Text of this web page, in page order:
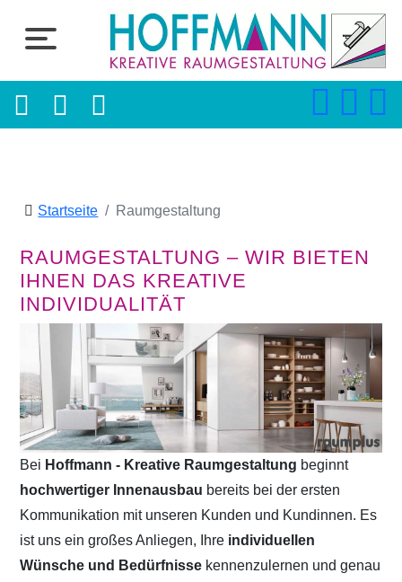
Startseite Raumgestaltung
RAUMGESTALTUNG – WIR BIETEN
IHNEN DAS KREATIVE
INDIVIDUALITÄT
Bei Hoffmann - Kreative Raumgestaltung beginnt
hochwertiger Innenausbau bereits bei der ersten
Kommunikation mit unseren Kunden und Kundinnen. Es
ist uns ein großes Anliegen, Ihre individuellen
Wünsche und Bedürfnisse kennenzulernen und genau